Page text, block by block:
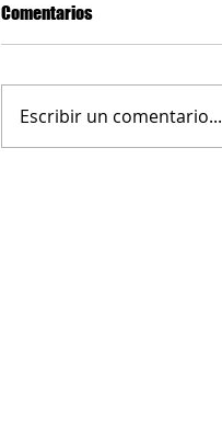
Comentarios
Escribir un comentario...